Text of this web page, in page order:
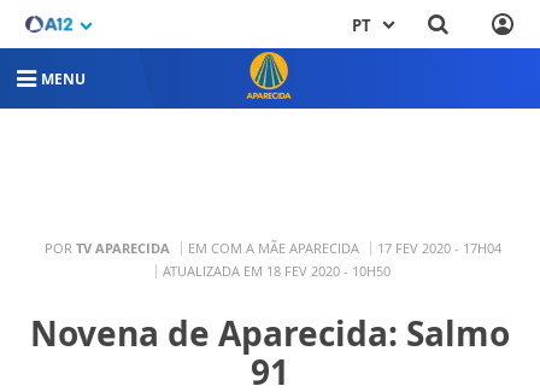
PT
MENU
POR TV APARECIDA EM COM A MÃE APARECIDA
17 FEV 2020 - 17H04
ATUALIZADA EM 18 FEV 2020 - 10H50
Novena de Aparecida: Salmo
91